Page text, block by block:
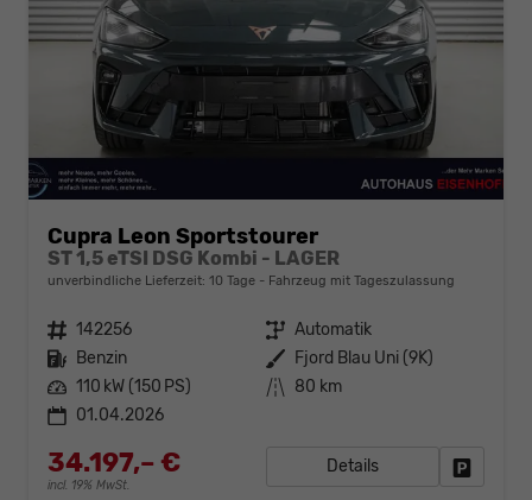
Cupra Leon Sportstourer
ST 1,5 eTSI DSG Kombi - LAGER
unverbindliche Lieferzeit: 10 Tage Fahrzeug mit Tageszulassung
Fahrzeugnr. 142256 Getriebe Automatik
Kraftstoff Benzin Außenfarbe Fjord Blau Uni (9K)
Leistung 110 kW (150 PS) Kilometerstand 80 km
01.04.2026
34.197,– €
incl. 19% MwSt.
Details